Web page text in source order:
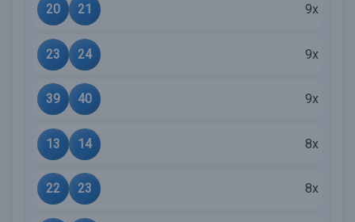
20 21 9x
23 24 9x
39 40 9x
13 14 8x
22 23 8x